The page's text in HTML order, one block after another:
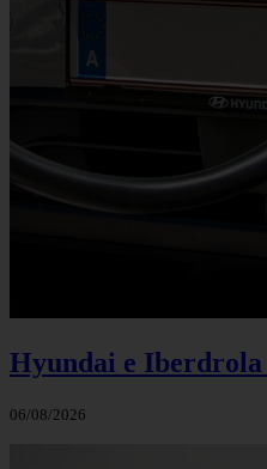
Hyundai e Iberdrola
06/08/2026